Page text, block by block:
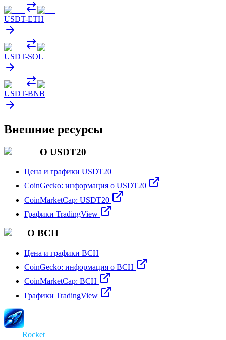
USDT-ETH
USDT-SOL
USDT-BNB
Внешние ресурсы
О USDT20
Цена и графики USDT20
CoinGecko: информация о USDT20
CoinMarketCap: USDT20
Графики TradingView
О BCH
Цена и графики BCH
CoinGecko: информация о BCH
CoinMarketCap: BCH
Графики TradingView
Rocket